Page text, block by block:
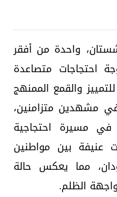
واحدة من أفقر
احتجاجات متصاعدة
والقمع الممنهج
في مشهدين متزامنين،
مسيرة احتجاجية
عنيفة بين مواطنين
مما يعكس حالة
الظلم.